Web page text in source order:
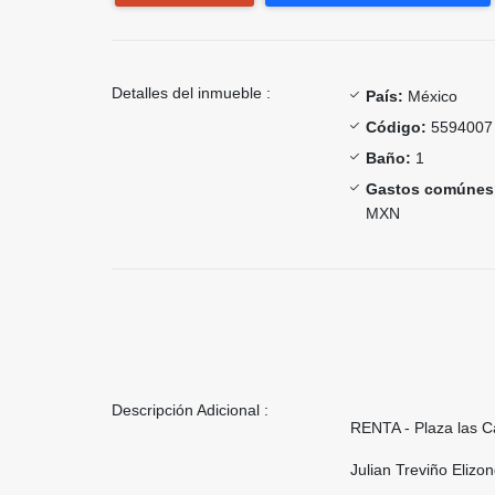
Detalles del inmueble : País: México
Código: 5594007
Baño: 1
Gastos
MXN
Descripción Adicional :
RENTA - Plaza las
Julian Treviño